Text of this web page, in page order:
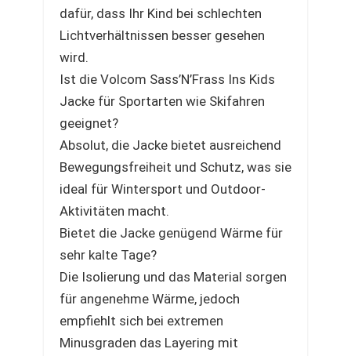
dafür, dass Ihr Kind bei schlechten
Lichtverhältnissen besser gesehen
wird.
Ist die Volcom Sass’N’Frass Ins Kids
Jacke für Sportarten wie Skifahren
geeignet?
Absolut, die Jacke bietet ausreichend
Bewegungsfreiheit und Schutz, was sie
ideal für Wintersport und Outdoor-
Aktivitäten macht.
Bietet die Jacke genügend Wärme für
sehr kalte Tage?
Die Isolierung und das Material sorgen
für angenehme Wärme, jedoch
empfiehlt sich bei extremen
Minusgraden das Layering mit